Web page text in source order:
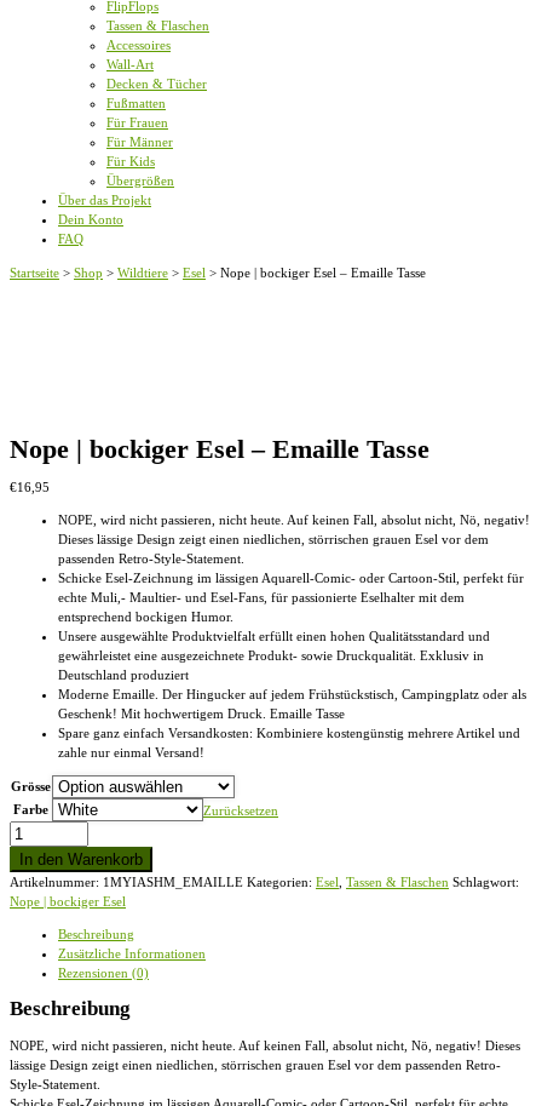
FlipFlops
Tassen & Flaschen
Accessoires
Wall-Art
Decken & Tücher
Fußmatten
Für Frauen
Für Männer
Für Kids
Übergrößen
Über das Projekt
Dein Konto
FAQ
Startseite > Shop > Wildtiere > Esel > Nope | bockiger Esel – Emaille Tasse
Nope | bockiger Esel – Emaille Tasse
€16,95
NOPE, wird nicht passieren, nicht heute. Auf keinen Fall, absolut nicht, Nö, negativ!
Dieses lässige Design zeigt einen niedlichen, störrischen grauen Esel vor dem
passenden Retro-Style-Statement.
Schicke Esel-Zeichnung im lässigen Aquarell-Comic- oder Cartoon-Stil, perfekt für
echte Muli,- Maultier- und Esel-Fans, für passionierte Eselhalter mit dem
entsprechend bockigen Humor.
Unsere ausgewählte Produktvielfalt erfüllt einen hohen Qualitätsstandard und
gewährleistet eine ausgezeichnete Produkt- sowie Druckqualität. Exklusiv in
Deutschland produziert
Moderne Emaille. Der Hingucker auf jedem Frühstückstisch, Campingplatz oder als
Geschenk! Mit hochwertigem Druck. Emaille Tasse
Spare ganz einfach Versandkosten: Kombiniere kostengünstig mehrere Artikel und
zahle nur einmal Versand!
Grösse
Farbe
Zurücksetzen
Nope
|
bockiger
Esel
-
In den Warenkorb
Artikelnummer: 1MYIASHM_EMAILLE Kategorien: Esel Tassen & Flaschen Schlagwort:
Nope | bockiger Esel
Beschreibung
Zusätzliche Informationen
Rezensionen (0)
Beschreibung
NOPE, wird nicht passieren, nicht heute. Auf keinen Fall, absolut nicht, Nö, negativ! Dieses
lässige Design zeigt einen niedlichen, störrischen grauen Esel vor dem passenden Retro-
Style-Statement.